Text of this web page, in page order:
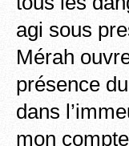
agi sous
Mérah
présence
dans
mon compte